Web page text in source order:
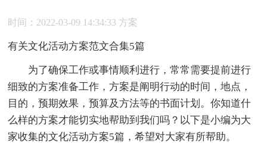
时间：2022-03-09 14:34:33 方案
有关文化活动方案范文合集5篇
为了确保工作或事情顺利进行，常常需要提前进行
细致的方案准备工作，方案是阐明行动的时间，地点，
目的，预期效果，预算及方法等的书面计划。你知道什
么样的方案才能切实地帮助到我们吗？以下是小编为大
家收集的文化活动方案5篇，希望对大家有所帮助。